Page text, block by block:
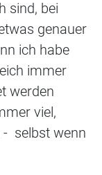
sind, bei
genauer
ich habe
immer
werden
viel,
- selbst wenn